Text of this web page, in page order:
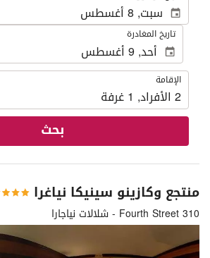
تاريخ المغادرة
الإقامة
الإقامة
2 الأفراد,
1غرفة
بحث
منتجع وكازينو سينيكا نياغرا
310 Fourth Street - شلالات نياجارا